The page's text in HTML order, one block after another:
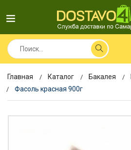
Главная Каталог Бакалея
Фасоль красная 900г